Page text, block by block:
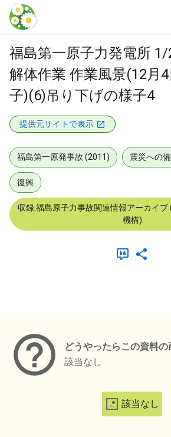
本文に飛ぶ
福島第一原子力発電所
解体作業 作業風景(12月
子)(6)吊り下げの様子4
提供元サイトで表示
福島第一原発事故 (2011) 震災への備
復興
収録:福島原子力事故関連情報アーカイ
機構)
どうやったらこの資料の
該当なし
該当なし